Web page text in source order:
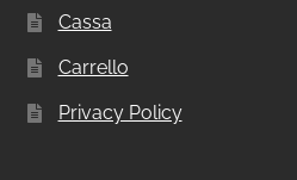
Cassa
Carrello
Privacy Policy